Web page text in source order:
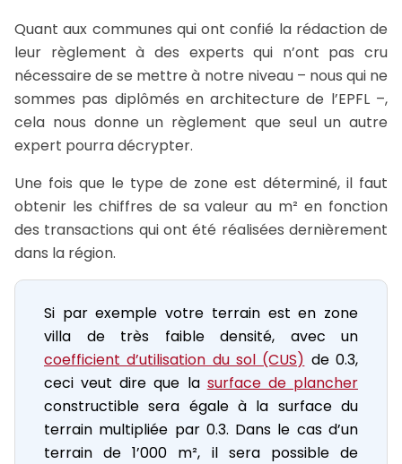
Quant aux communes qui ont confié la rédaction de
leur règlement à des experts qui n’ont pas cru
nécessaire de se mettre à notre niveau – nous qui ne
sommes pas diplômés en architecture de l’EPFL –,
cela nous donne un règlement que seul un autre
expert pourra décrypter.
Une fois que le type de zone est déterminé, il faut
obtenir les chiffres de sa valeur au m² en fonction
des transactions qui ont été réalisées dernièrement
dans la région.
Si par exemple votre terrain est en zone
villa de très faible densité, avec un
coefficient d’utilisation du sol (CUS) de 0.3,
ceci veut dire que la surface de plancher
constructible sera égale à la surface du
terrain multipliée par 0.3. Dans le cas d’un
terrain de 1’000 m², il sera possible de